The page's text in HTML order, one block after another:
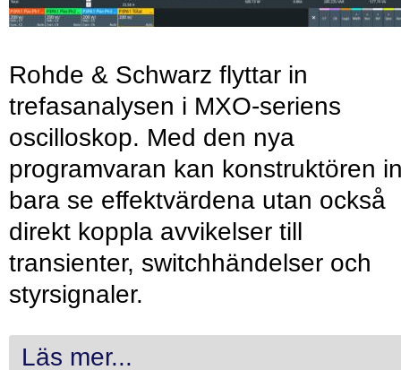
Rohde & Schwarz flyttar in
trefasanalysen i MXO-seriens
oscilloskop. Med den nya
programvaran kan konstruktören
bara se effektvärdena utan också
direkt koppla avvikelser till
transienter, switchhändelser och
styrsignaler.
Läs mer...